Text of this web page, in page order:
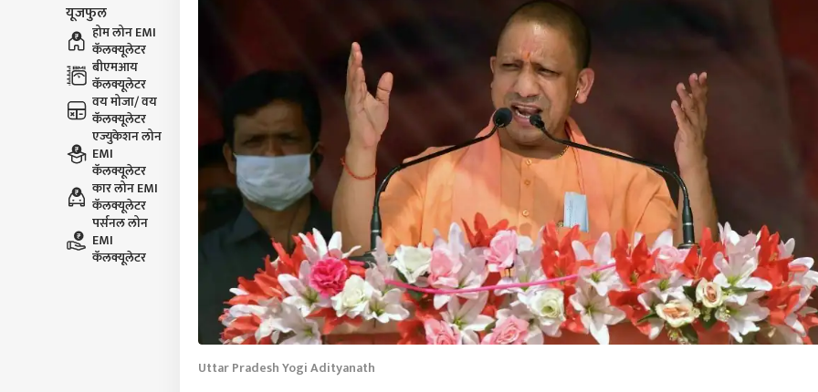
यूजफुल
होम लोन EMI
कॅलक्यूलेटर
बीएमआय
कॅलक्यूलेटर
वय मोजा/ वय
कॅलक्यूलेटर
एज्युकेशन लोन
EMI
कॅलक्यूलेटर
कार लोन EMI
कॅलक्यूलेटर
पर्सनल लोन
EMI
कॅलक्यूलेटर
Uttar Pradesh Yogi Adityanath